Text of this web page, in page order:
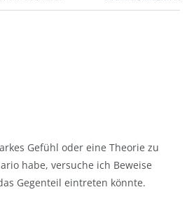
Gefühl oder eine Theorie zu
habe, versuche ich Beweise
Gegenteil eintreten könnte.